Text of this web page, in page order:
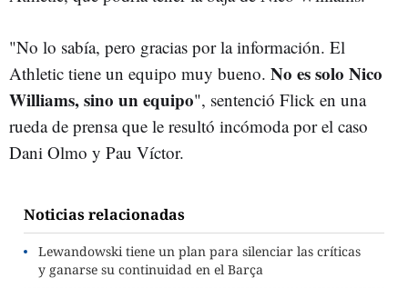
"No lo sabía, pero gracias por la información. El
Athletic tiene un equipo muy bueno. No es solo Nico
Williams, sino un equipo", sentenció Flick en una
rueda de prensa que le resultó incómoda por el caso
Dani Olmo y Pau Víctor.
Noticias relacionadas
Lewandowski tiene un plan para silenciar las críticas
y ganarse su continuidad en el Barça